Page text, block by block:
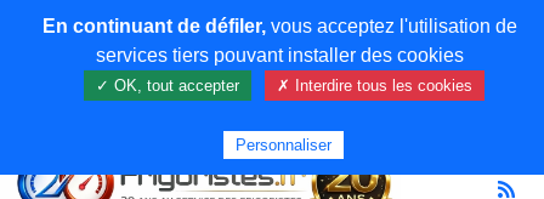
En continuant de défiler,vous acceptez l'utilisation de
services tiers pouvant installer des cookies
✓ OK, tout accepter ✗ Interdire tous les cookies
Personnaliser